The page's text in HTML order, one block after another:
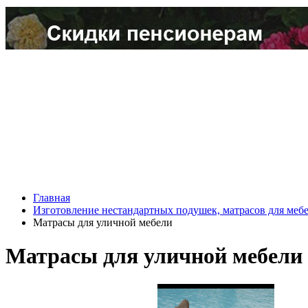
Главная
Изготовление нестандартных подушек, матрасов для
Матрасы для уличной мебели
Матрасы для уличной мебели